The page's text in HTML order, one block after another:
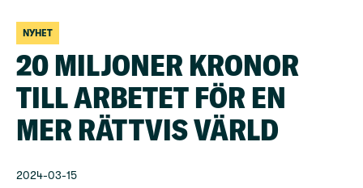
NYHET
20 MILJONER KRONOR
TILL ARBETET FÖR EN
MER RÄTTVIS VÄRLD
2024-03-15